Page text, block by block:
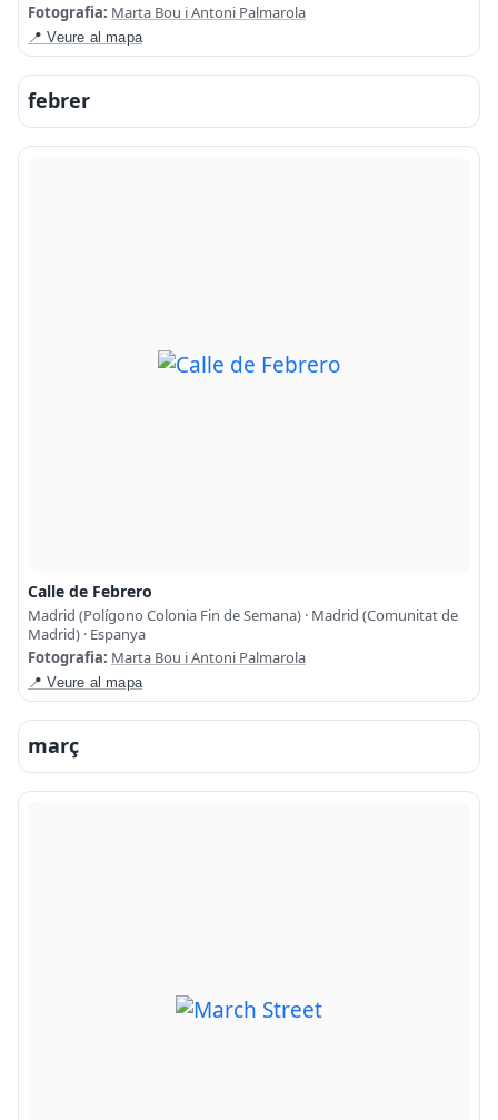
Fotografia: Marta Bou i Antoni Palmarola
📍 Veure al mapa
febrer
Calle de Febrero
Madrid (Polígono Colonia Fin de Semana) · Madrid (Comunitat de
Madrid) · Espanya
Fotografia: Marta Bou i Antoni Palmarola
📍 Veure al mapa
març